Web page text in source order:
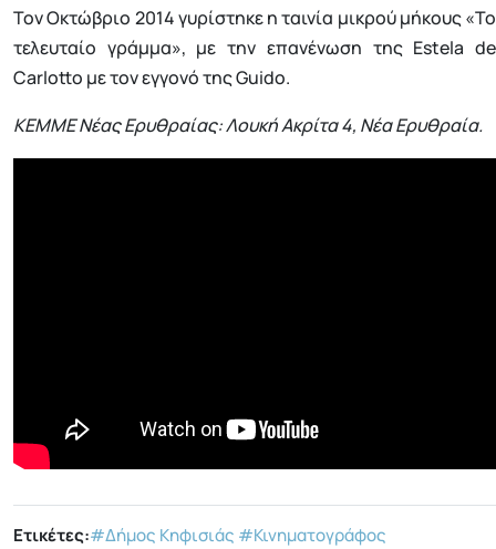
Τον Οκτώβριο 2014 γυρίστηκε η ταινία μικρού μήκους «Το
τελευταίο γράμμα», με την επανένωση της Estela de
Carlotto με τον εγγονό της Guido.
ΚΕΜΜΕ Νέας Ερυθραίας: Λουκή Ακρίτα 4, Νέα Ερυθραία.
Ετικέτες:#Δήμος Κηφισιάς #Κινηματογράφος